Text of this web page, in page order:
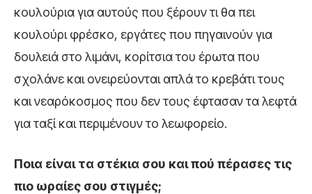
κουλούρια για αυτούς που ξέρουν τι θα πει
κουλούρι φρέσκο, εργάτες που πηγαινούν για
δουλειά στο λιμάνι, κορίτσια του έρωτα που
σχολάνε και ονειρεύονται απλά το κρεβάτι τους
και νεαρόκοσμος που δεν τους έφτασαν τα λεφτά
για ταξί και περιμένουν το λεωφορείο.
Ποια είναι τα στέκια σου και πού πέρασες τις
πιο ωραίες σου στιγμές;